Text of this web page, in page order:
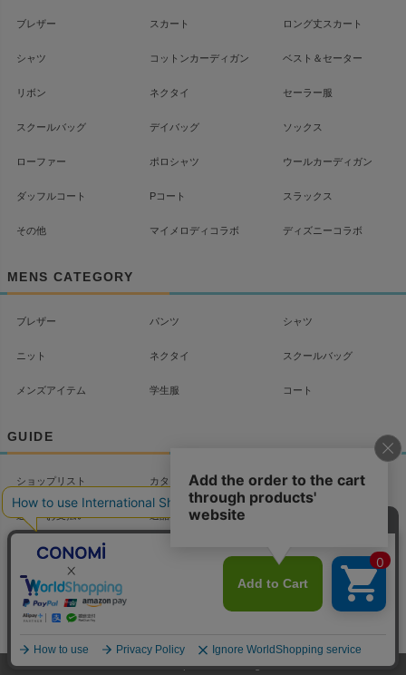
ブレザー スカート ロング丈スカート
シャツ コットンカーディガン ベスト＆セーター
リボン ネクタイ セーラー服
スクールバッグ デイバッグ ソックス
ローファー ポロシャツ ウールカーディガン
ダッフルコート Pコート スラックス
その他 マイメロディコラボ ディズニーコラボ
MENS CATEGORY
ブレザー パンツ シャツ
ニット ネクタイ スクールバッグ
メンズアイテム 学生服 コート
GUIDE
ショップリスト カタログ 配送について
送料・お支払い 返品・交換
お問い合わせ
プライバシーポリシー
特定商取引法に基づく
LINKS/Column
©2012 CONOMi Corporation. All Rights reserved.